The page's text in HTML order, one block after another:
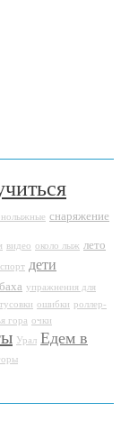
снаряжение
видео около лыж лето
спорт дети
упражнения для
тусовки ошибки роллер-
гора очки
Урал Едем в